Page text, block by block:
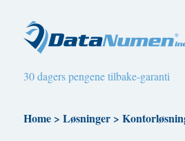
30 dagers pengene tilbake-garanti
Home> Løsninger>